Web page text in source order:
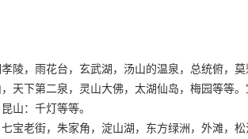
陵，雨花台，玄武湖，汤山的温泉，总统俯，
天下第二泉，灵山大佛，太湖仙岛，梅园等等
山：千灯等等。
老街，朱家角，淀山湖，东方绿洲，外滩，松